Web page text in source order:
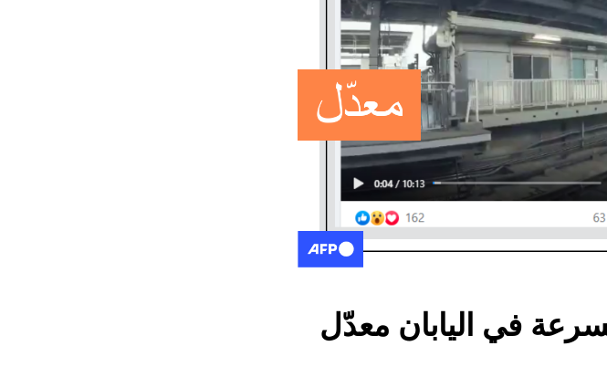
في اليابان معدّل